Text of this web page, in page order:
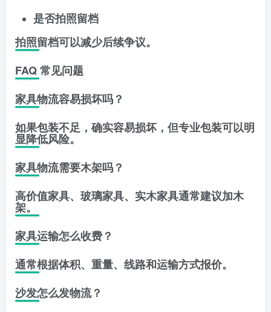
是否拍照留档
拍照留档可以减少后续争议。
FAQ 常见问题
家具物流容易损坏吗？
如果包装不足，确实容易损坏，但专业包装可以明
显降低风险。
家具物流需要木架吗？
高价值家具、玻璃家具、实木家具通常建议加木
架。
家具运输怎么收费？
通常根据体积、重量、线路和运输方式报价。
沙发怎么发物流？